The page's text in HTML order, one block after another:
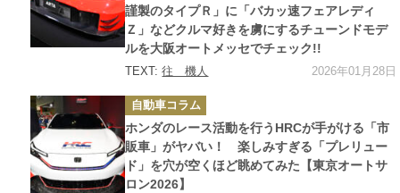
謹製のタイプＲ」に「バカッ速フェアレディ
Ｚ」などクルマ好きを虜にするチューンドモデ
ルを大阪オートメッセでチェック!!
TEXT:往 機人 2026年01月28日
カ
テ
ゴ
リ
ー
自動車コラム
ホンダのレース活動を行うHRCが手がける「市
販車」がヤバい！ 楽しみすぎる「プレリュー
ド」を穴が空くほど眺めてみた【東京オートサ
ロン2026】